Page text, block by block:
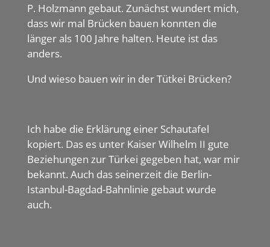
P. Holzmann gebaut. Zunächst wundert mich,
dass wir mal Brücken bauen konnten die
länger als 100 Jahre halten. Heute ist das
anders.
Und wieso bauen wir in der Tütkei Brücken?
Ich habe die Erklärung einer Schautafel
kopiert. Das es unter Kaiser Wilhelm II gute
Beziehungen zur Türkei gegeben hat, war mir
bekannt. Auch das seinerzeit die Berlin-
Istanbul-Bagdad-Bahnlinie gebaut wurde
auch.